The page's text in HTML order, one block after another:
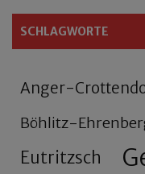
SCHLAGWORTE
Anger-
Böhlitz-
Eutritzsch